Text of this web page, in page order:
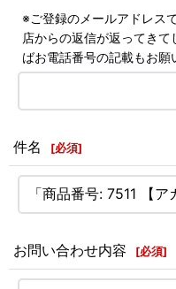
※ご登録のメールアドレス
店からの返信が返ってき
ばお電話番号の記載もお願
件名 [必須]
お問い合わせ内容 [必須]